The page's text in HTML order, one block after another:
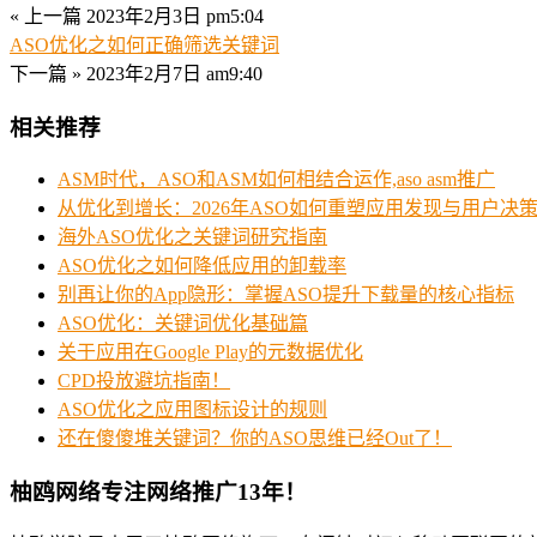
« 上一篇 2023年2月3日 pm5:04
ASO优化之如何正确筛选关键词
下一篇 » 2023年2月7日 am9:40
相关推荐
ASM时代，ASO和ASM如何相结合运作,aso asm推广
从优化到增长：2026年ASO如何重塑应用发现与用户决策
海外ASO优化之关键词研究指南
ASO优化之如何降低应用的卸载率
别再让你的App隐形：掌握ASO提升下载量的核心指标
ASO优化：关键词优化基础篇
关于应用在Google Play的元数据优化
CPD投放避坑指南！
ASO优化之应用图标设计的规则
还在傻傻堆关键词？你的ASO思维已经Out了！
柚鸥网络专注网络推广13年！